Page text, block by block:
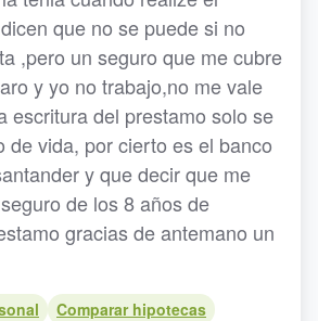
que no se puede si no
,pero un seguro que me cubre
y yo no trabajo,no me vale
escritura del prestamo solo se
de vida, por cierto es el banco
y que decir que me
de los 8 años de
gracias de antemano un
Comparar hipotecas